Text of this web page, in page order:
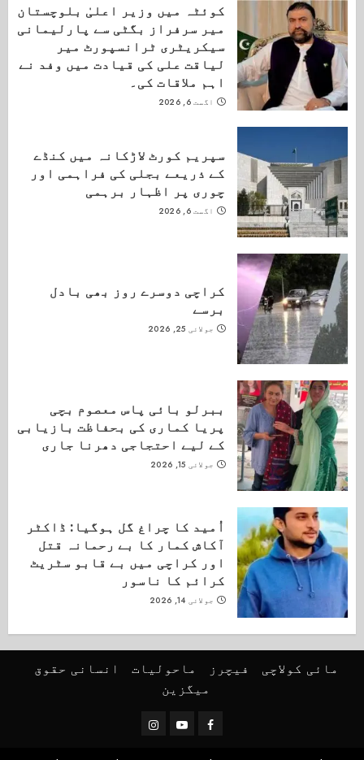
کوئٹہ میں وزیر اعلیٰ بلوچستان
میر سرفراز بگٹی سے پارلیمانی
سیکریٹری ٹرانسپورٹ میر
لیاقت علی کی قیادت میں وفد نے
اہم ملاقات کی۔
اگست 6, 2026
سپریم کورٹ لاڑکانہ میں کنڈے
کے ذریعے بجلی کی فراہمی اور
چوری پر اظہار برہمی
اگست 6, 2026
کراچی دوسرے روز بھی بادل
برسے
جولائی 25, 2026
ببرلو بائی پاس معصوم بچی
پریا کماری کی بحفاظت بازیابی
کے لیے احتجاجی دھرنا جاری
جولائی 15, 2026
اُمید کا چراغ گل ہوگیا: ڈاکٹر
آکاش کمار کا بے رحمانہ قتل
اور کراچی میں بے قابو سٹریٹ
کرائم کا ناسور
جولائی 14, 2026
مائی کولاچی فیچرز ماحولیات
انسانی حقوق
میگزین
Facebook
Youtube
Instagram